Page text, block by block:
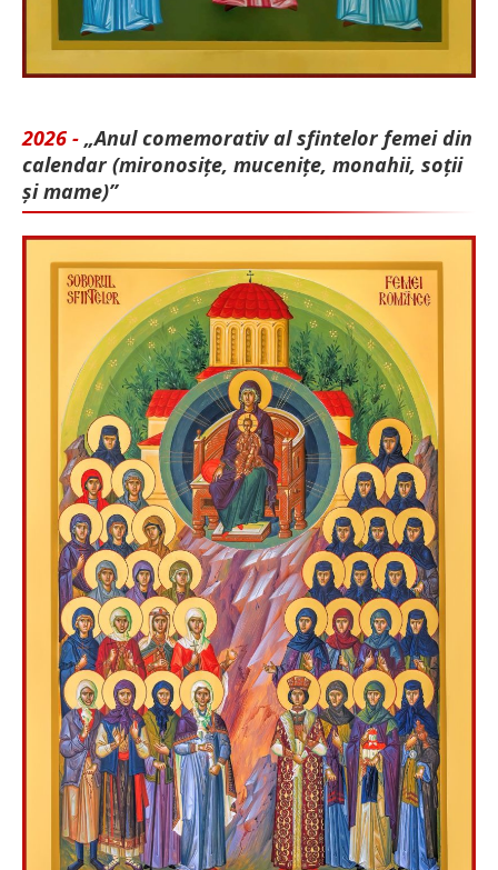
2026 - „Anul comemorativ al sfintelor femei din
calendar (mironosițe, mu­cenițe, monahii, soții
și mame)”